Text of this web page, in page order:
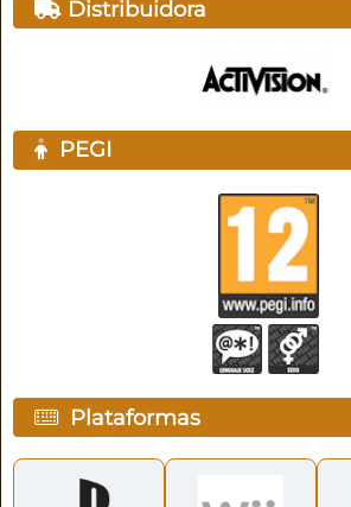
Distribuidora
PEGI
Plataformas